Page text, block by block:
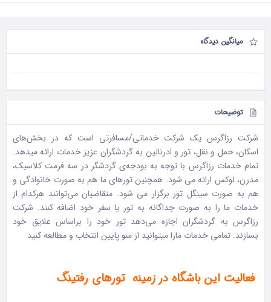
میانگین دیدگاه
توضیحات
شرکت رزاگرس یک شرکت خدماتی/مسافرتی است که در بخش‌های
اسکان، حمل و نقل، تور و ادرنالین به گردشگران عزیز خدمات ارائه میدهد.
تمام خدمات رزاگرس با توجه به بودجه‌ی گردشگر در سه فرمت کلاسیک،
مدرن، لوکس ارائه می شود. همچنین تورهای ما هم به صورت خانوادگی و
هم به صورت سینگل تور برگزار می شود. متقاضیان می‌توانند هرکدام از
خدمات ما را به صورت جداگانه به تور یا سفر خود اضافه کنند. شرکت
رزاگرس به گردشگران اجازه می‌دهد تور خود را براساس علایق خود
بسازند. تمامی خدمات مارا میتوانید از منو پایین انتخاب و مطالعه کنید
فعالیت این باشگاه در زمینه تورهای رفتینگ